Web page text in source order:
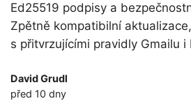
Ed25519 podpisy a
Zpětně kompatibilní
s přitvrzujícími pravidly Gmailu i
David Grudl
před 10 dny